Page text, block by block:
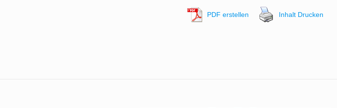
PDF erstellen Inhalt Drucken